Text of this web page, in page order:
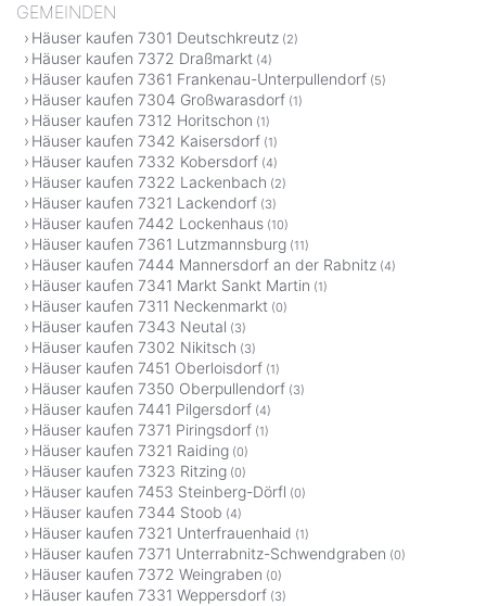
GEMEINDEN
Häuser kaufen 7301 Deutschkreutz (2)
Häuser kaufen 7372 Draßmarkt (4)
Häuser kaufen 7361 Frankenau-Unterpullendorf (5)
Häuser kaufen 7304 Großwarasdorf (1)
Häuser kaufen 7312 Horitschon (1)
Häuser kaufen 7342 Kaisersdorf (1)
Häuser kaufen 7332 Kobersdorf (4)
Häuser kaufen 7322 Lackenbach (2)
Häuser kaufen 7321 Lackendorf (3)
Häuser kaufen 7442 Lockenhaus (10)
Häuser kaufen 7361 Lutzmannsburg (11)
Häuser kaufen 7444 Mannersdorf an der Rabnitz (4)
Häuser kaufen 7341 Markt Sankt Martin (1)
Häuser kaufen 7311 Neckenmarkt (0)
Häuser kaufen 7343 Neutal (3)
Häuser kaufen 7302 Nikitsch (3)
Häuser kaufen 7451 Oberloisdorf (1)
Häuser kaufen 7350 Oberpullendorf (3)
Häuser kaufen 7441 Pilgersdorf (4)
Häuser kaufen 7371 Piringsdorf (1)
Häuser kaufen 7321 Raiding (0)
Häuser kaufen 7323 Ritzing (0)
Häuser kaufen 7453 Steinberg-Dörfl (0)
Häuser kaufen 7344 Stoob (4)
Häuser kaufen 7321 Unterfrauenhaid (1)
Häuser kaufen 7371 Unterrabnitz-Schwendgraben (0)
Häuser kaufen 7372 Weingraben (0)
Häuser kaufen 7331 Weppersdorf (3)